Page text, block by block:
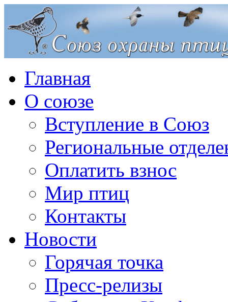
Главная
О союзе
Вступление в Союз
Региональные
Оплатить взнос
Мир птиц
Контакты
Новости
Горячая точка
Пресс-релизы